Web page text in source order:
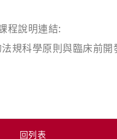
程說明連結:
規科學原則與臨床前開
回列表